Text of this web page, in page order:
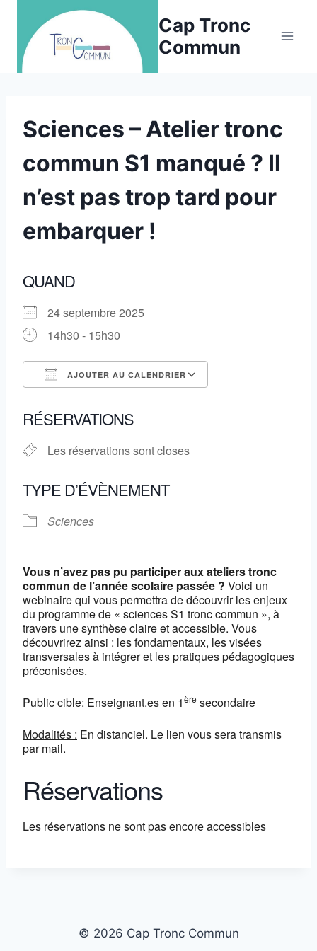
contenu
Cap Tronc
Commun
Sciences – Atelier tronc
commun S1 manqué ? Il
n’est pas trop tard pour
embarquer !
QUAND
24 septembre 2025
14h30 - 15h30
AJOUTER AU CALENDRIER
RÉSERVATIONS
Les réservations sont closes
TYPE D’ÉVÈNEMENT
Sciences
Vous n’avez pas pu participer aux ateliers tronc
commun de l’année scolaire passée ? Voici un
webinaire qui vous permettra de découvrir les enjeux
du programme de « sciences S1 tronc commun », à
travers une synthèse claire et accessible. Vous
découvrirez ainsi : les fondamentaux, les visées
transversales à intégrer et les pratiques pédagogiques
préconisées.
Public cible: Enseignant.es en 1ère secondaire
Modalités : En distanciel. Le lien vous sera transmis
par mail.
Réservations
Les réservations ne sont pas encore accessibles
© 2026 Cap Tronc Commun